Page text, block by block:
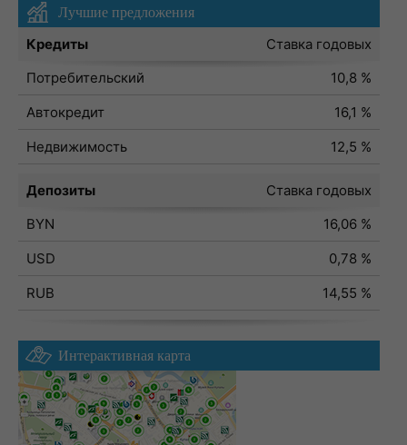
Лучшие предложения
Кредиты
Ставка годовых
Потребительский
10,8 %
Автокредит
16,1 %
Недвижимость
12,5 %
Депозиты
Ставка годовых
BYN
16,06 %
USD
0,78 %
RUB
14,55 %
Интерактивная карта